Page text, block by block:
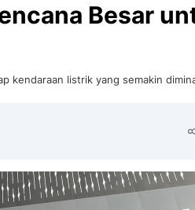
Besar
kendaraan listrik yang semakin